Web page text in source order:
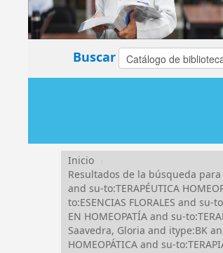
Buscar
Inicio
Resultados de la búsqueda para
and su-to:TERAPÉUTICA
to:ESENCIAS FLORALES and
EN HOMEOPATÍA and su-
Saavedra, Gloria and itype:BK
HOMEOPÁTICA and su-